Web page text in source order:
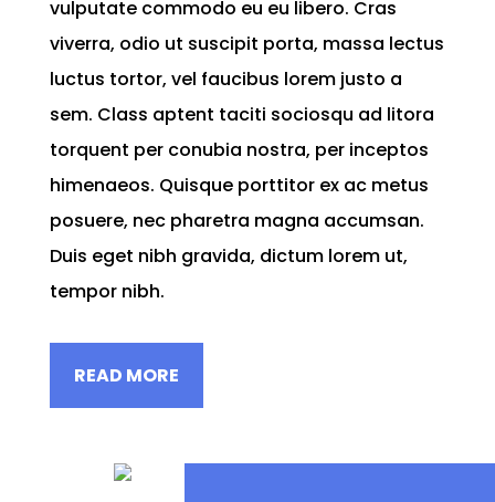
vulputate commodo eu eu libero. Cras
viverra, odio ut suscipit porta, massa lectus
luctus tortor, vel faucibus lorem justo a
sem. Class aptent taciti sociosqu ad litora
torquent per conubia nostra, per inceptos
himenaeos. Quisque porttitor ex ac metus
posuere, nec pharetra magna accumsan.
Duis eget nibh gravida, dictum lorem ut,
tempor nibh.
READ MORE